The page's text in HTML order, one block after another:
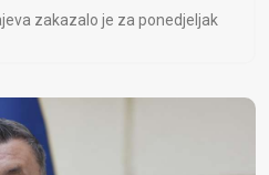
zakazalo je za ponedjeljak